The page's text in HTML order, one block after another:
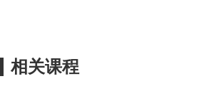
相关课程